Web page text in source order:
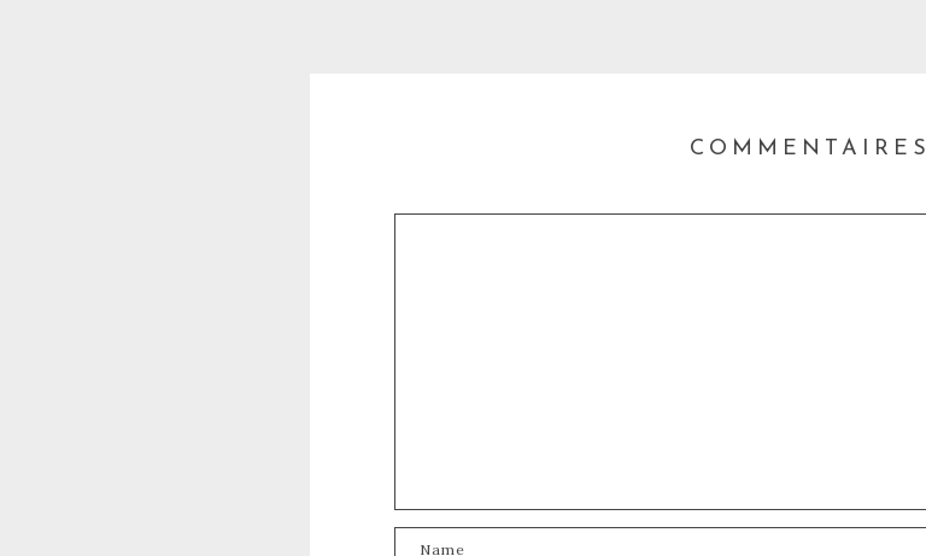
COMMENTAIRES